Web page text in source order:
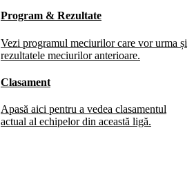
Program & Rezultate
Vezi programul meciurilor care vor urma și
rezultatele meciurilor anterioare.
Clasament
Apasă aici pentru a vedea clasamentul
actual al echipelor din această ligă.